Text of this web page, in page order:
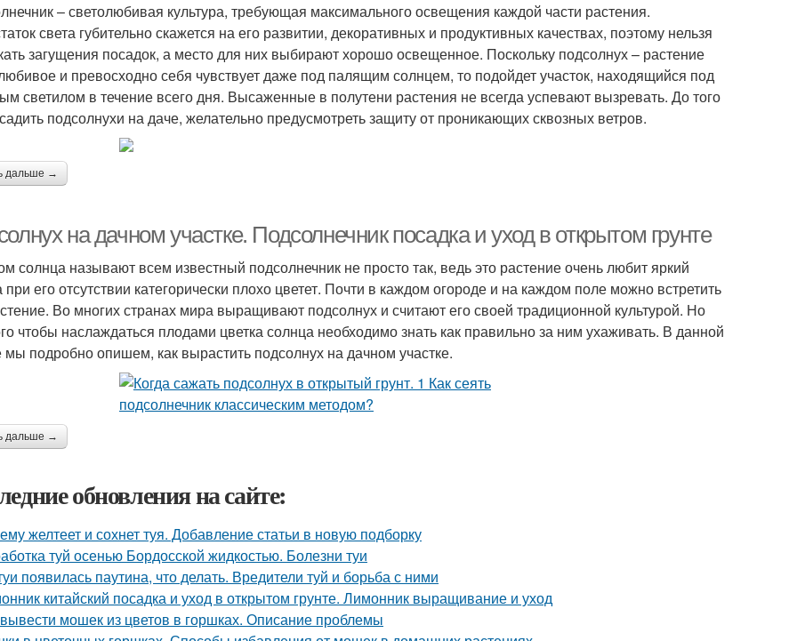
– светолюбивая культура, требующая максимального освещения каждой части растения.
света губительно скажется на его развитии, декоративных и продуктивных качествах, поэтому нельзя
загущения посадок, а место для них выбирают хорошо освещенное. Поскольку подсолнух – растение
и превосходно себя чувствует даже под палящим солнцем, то подойдет участок, находящийся под
светилом в течение всего дня. Высаженные в полутени растения не всегда успевают вызревать. До того
подсолнухи на даче, желательно предусмотреть защиту от проникающих сквозных ветров.
дальше →
на дачном участке. Подсолнечник посадка и уход в открытом грунте
солнца называют всем известный подсолнечник не просто так, ведь это растение очень любит яркий
при его отсутствии категорически плохо цветет. Почти в каждом огороде и на каждом поле можно встретить
Во многих странах мира выращивают подсолнух и считают его своей традиционной культурой. Но
чтобы наслаждаться плодами цветка солнца необходимо знать как правильно за ним ухаживать. В данной
мы подробно опишем, как вырастить подсолнух на дачном участке.
дальше →
обновления на сайте:
желтеет и сохнет туя. Добавление статьи в новую подборку
туй осенью Бордосской жидкостью. Болезни туи
появилась паутина, что делать. Вредители туй и борьба с ними
китайский посадка и уход в открытом грунте. Лимонник выращивание и уход
мошек из цветов в горшках. Описание проблемы